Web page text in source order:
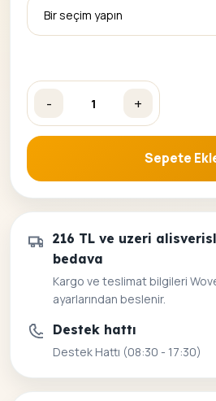
-
Aşık Geyikler Sayılarla Boyama Seti
+
Sepete
216 TL ve uzeri
bedava
Kargo ve teslimat bilgileri
ayarlarından beslenir.
Destek hattı
Destek Hattı (08:30 - 17:30)